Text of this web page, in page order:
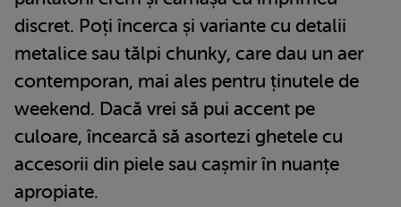
discret. Poți încerca și variante cu detalii
metalice sau tălpi chunky, care dau un aer
contemporan, mai ales pentru ținutele de
weekend. Dacă vrei să pui accent pe
culoare, încearcă să asortezi ghetele cu
accesorii din piele sau cașmir în nuanțe
apropiate.